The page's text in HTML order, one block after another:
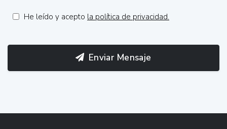
He leído y acepto la política de privacidad.
Enviar Mensaje